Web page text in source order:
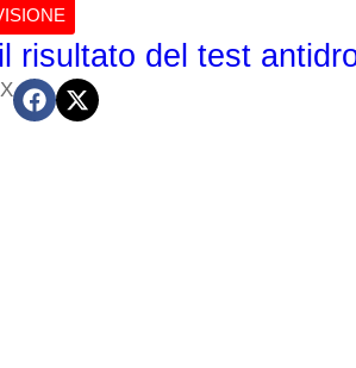
risultato del test
X